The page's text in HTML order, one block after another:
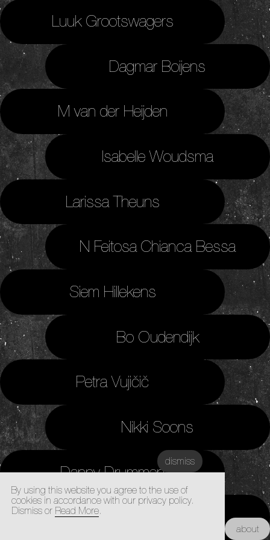
Luuk Grootswagers
Dagmar Boijens
M van der Heijden
Isabelle Woudsma
Larissa Theuns
N Feitosa Chianca Bessa
Siem Hillekens
Bo Oudendijk
Petra Vujičič
Nikki Soons
Danny Drummen
about
By using this website you agree to the use of
cookies in accordance with our privacy policy.
Dismiss or Read More.
dismiss